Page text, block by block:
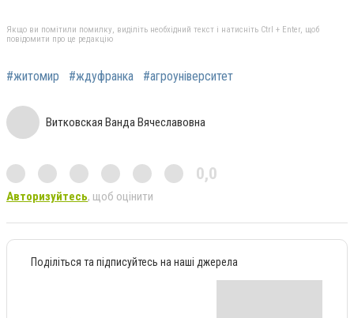
Якщо ви помітили помилку, виділіть необхідний текст і натисніть Ctrl + Enter, щоб
повідомити про це редакцію
#житомир #ждуфранка #агроуніверситет
Витковская Ванда Вячеславовна
0,0
Авторизуйтесь, щоб оцінити
Поділіться та підписуйтесь на наші джерела